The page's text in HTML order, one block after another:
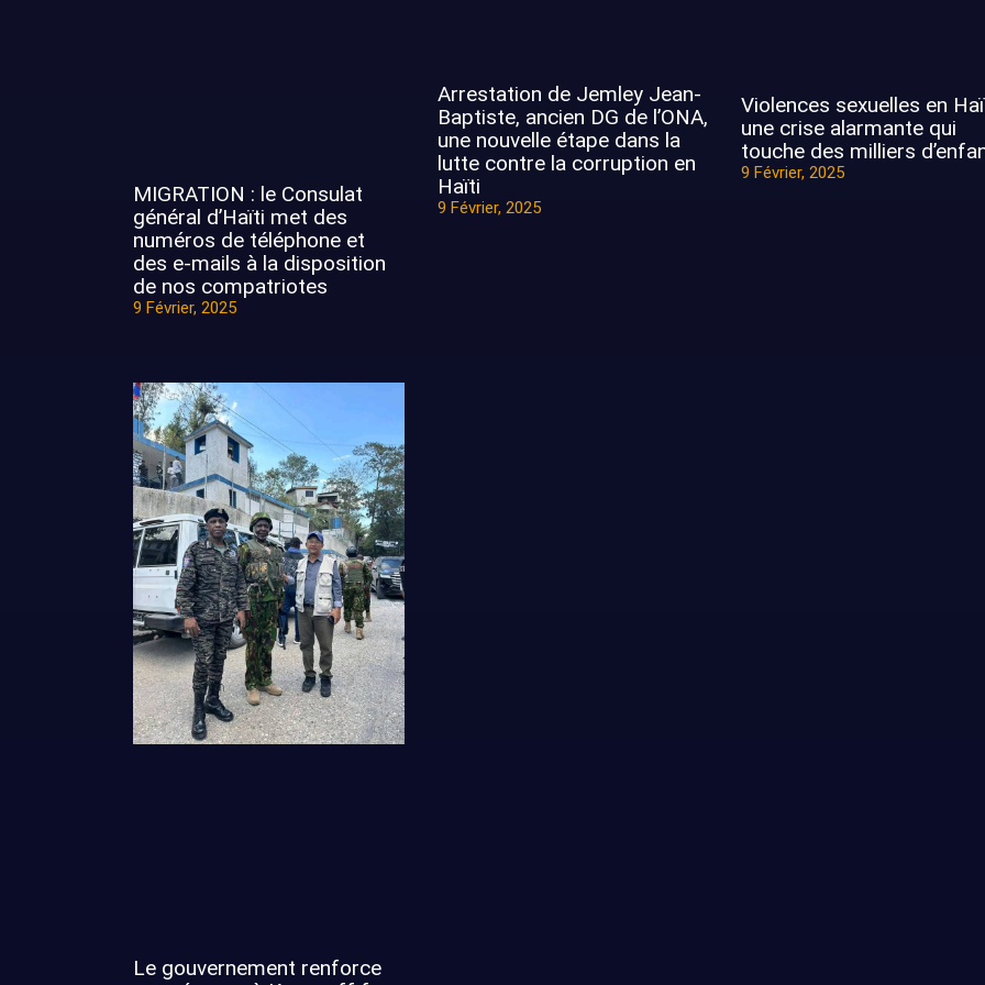
MIGRATION : le Consulat
général d’Haïti met des
numéros de téléphone et
des e-mails à la disposition
de nos compatriotes
9 Février, 2025
Arrestation de Jemley Jean-
Baptiste, ancien DG de l’ONA,
une nouvelle étape dans la
lutte contre la corruption en
Haïti
9 Février, 2025
Violences sexuelles en
une crise alarmante qui
touche des milliers
9 Février, 2025
Le gouvernement renforce